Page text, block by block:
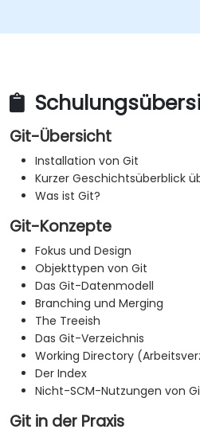
dabei zu unterstützen,
Merge-Konflikte aufzulösen
Projekten einen lückenlos
Codebestand zu pflegen.
Git-Übersicht
Installation von Git
Kurzer Geschichtsüberblick
Was ist Git?
Git-Konzepte
Fokus und Design
Objekttypen von Git
Das Git-Datenmodell
Branching und Merging
The Treeish
Das Git-Verzeichnis
Working Directory
Der Index
Nicht-SCM-Nutzungen von
Git in der Praxis